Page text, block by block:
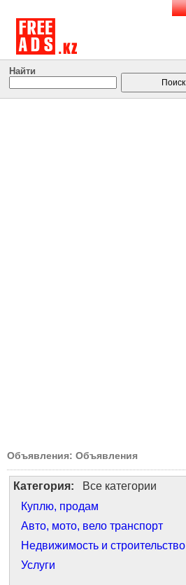
Найти
Объявления: Объявления
Категория: Все категории
Куплю, продам
Авто, мото, вело транспорт
Недвижимость и строительство
Услуги